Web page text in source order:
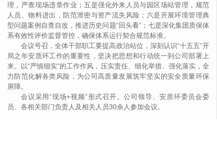
理，严查现场违章作业；五是强化外来人员与园区场站管理，规范
人员、物料进出，防范泄密与资产流失风险；六是开展环境管理典
型问题案例自查自改，推进历史问题“回头看”；七是深化集团质保体
系有效性评价监督管控，确保体系运行契合规范标准。
会议号召，全体干部职工要提高政治站位，深刻认识“十五五”开
局之年安质环工作的重要性，坚决把思想和行动统一到公司部署上
来。以“严慎细实”的工作作风，压实责任、细化举措、强化落实，全
力防范化解各类风险，为公司高质量发展筑牢坚实的安全质量环保
屏障。
会议采用“现场+视频”形式召开。公司领导、安质环委员会委
员、各相关部门负责人及相关人员30余人参加会议。